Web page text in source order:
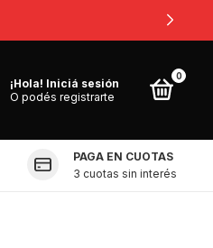
¡Hola! Iniciá sesión
O podés registrarte
0
PAGA EN CUOTAS
3 cuotas sin interés